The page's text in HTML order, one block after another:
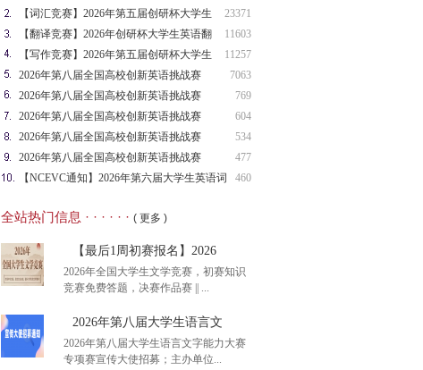
生
23371
【词汇竞赛】2026年第五届创研杯大学生
英语
11603
【翻译竞赛】2026年创研杯大学生英语翻
译竞
11257
【写作竞赛】2026年第五届创研杯大学生
英语
7063
2026年第八届全国高校创新英语挑战赛
（NCIE
769
2026年第八届全国高校创新英语挑战赛
604
2026年第八届全国高校创新英语挑战赛
（NCIE
534
2026年第八届全国高校创新英语挑战赛
（NCIE
477
2026年第八届全国高校创新英语挑战赛
（NCIE
460
【NCEVC通知】2026年第六届大学生英语词
全站热门信息 · · · · · · ( 更多 )
【最后1周初赛报名】2026
2026年全国大学生文学竞赛，初赛知识
竞赛免费答题，决赛作品赛 || ...
【最后1周初赛报名】2026
2026年第八届大学生语言文
2026年第八届大学生语言文字能力大赛
专项赛宣传大使招募；主办单位...